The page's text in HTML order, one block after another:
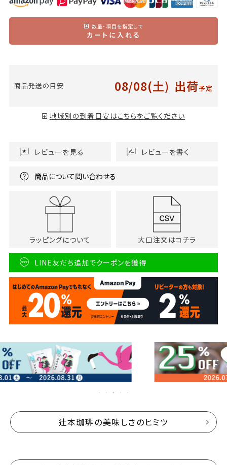
数量・項目を指定して
カートに入れる
商品発送の目安 08/08(土) 出荷予定
地域別の到着目安はこちらをご覧ください
レビューを見る レビューを書く
商品について問い合わせる
ラッピングについて 大口注文はコチラ
LINE友だち追加でクーポンを獲得
辻本珈琲の美味しさのヒミツ